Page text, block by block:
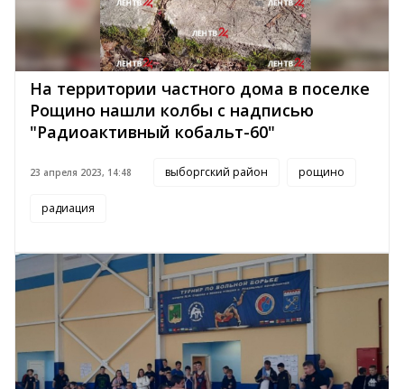
На территории частного дома в поселке
Рощино нашли колбы с надписью
"Радиоактивный кобальт-60"
23 апреля 2023, 14:48 выборгский район рощино
радиация